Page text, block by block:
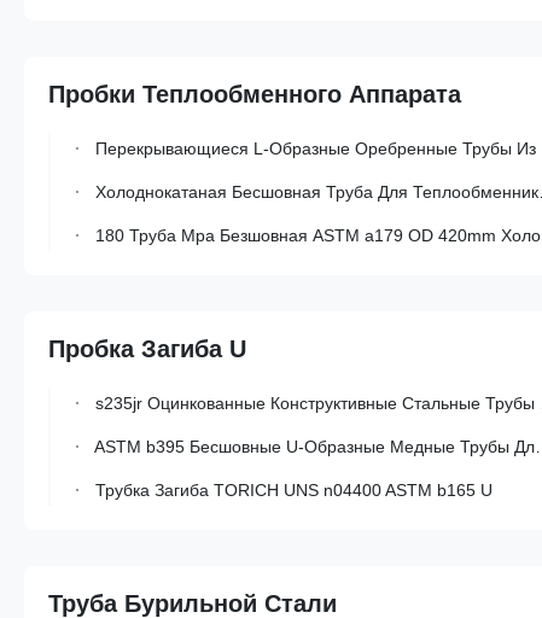
Пробки Теплообменного Аппарата
Перекрывающиеся L-Образные Оребренные Трубы Из Углеродистой Стали Типа LL С Геликоидально Навитыми Ребрами И Высокой Теплопроводностью Для Теплообменников
Холоднокатаная Бесшовная Труба Для Теплообменника Из Титана ASTM b862 Класса 2, Коррозионностойкая, UNS r50400
180 Труба Mpa Безшовная ASTM a179 OD 420mm Холоднопрокатная
Пробка Загиба U
s235jr Оцинкованные Конструктивные Стальные Трубы В Форме U Для Строительства
ASTM b395 Бесшовные U-Образные Медные Трубы Для Теплообменников
Трубка Загиба TORICH UNS n04400 ASTM b165 U
Труба Бурильной Стали